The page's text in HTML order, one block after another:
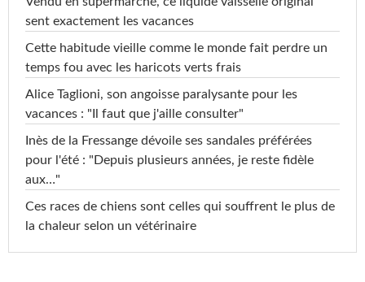
sent exactement les vacances
Cette habitude vieille comme le monde fait perdre un
temps fou avec les haricots verts frais
Alice Taglioni, son angoisse paralysante pour les
vacances : "Il faut que j'aille consulter"
Inès de la Fressange dévoile ses sandales préférées
pour l'été : "Depuis plusieurs années, je reste fidèle
aux…"
Ces races de chiens sont celles qui souffrent le plus de
la chaleur selon un vétérinaire